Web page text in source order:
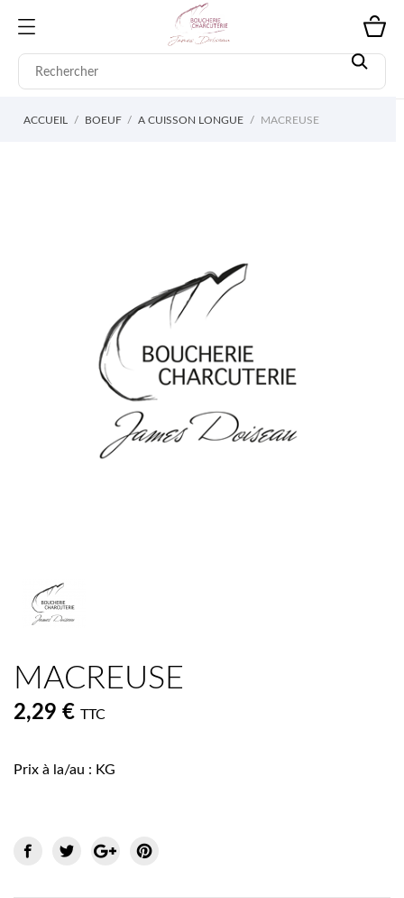
ACCUEIL BOEUF A CUISSON LONGUE MACREUSE
MACREUSE
2,29 € TTC
Prix à la/au : KG